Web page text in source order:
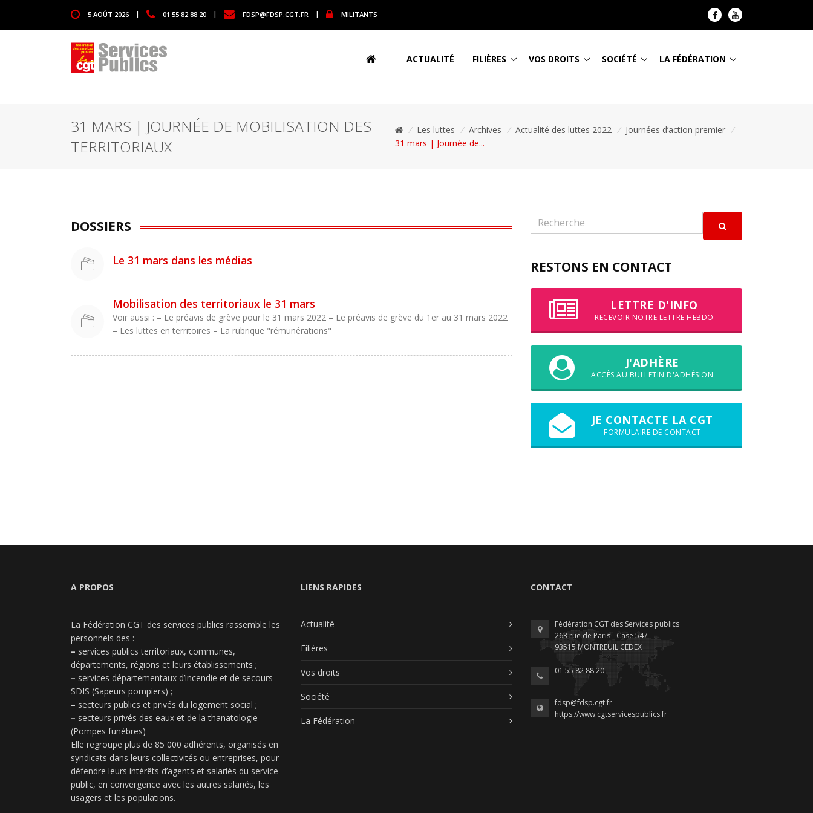
5 AOÛT 2026 | 01 55 82 88 20 | FDSP@FDSP.CGT.FR | MILITANTS
ACTUALITÉ FILIÈRES VOS DROITS SOCIÉTÉ LA FÉDÉRATION
31 MARS | JOURNÉE DE MOBILISATION DES
TERRITORIAUX
/ Les luttes / Archives / Actualité des luttes 2022 / Journées d’action premier /
31 mars | Journée de...
DOSSIERS
Le 31 mars dans les médias
Mobilisation des territoriaux le 31 mars
Voir aussi : – Le préavis de grève pour le 31 mars 2022 – Le préavis de grève du 1er au 31 mars 2022
– Les luttes en territoires – La rubrique "rémunérations"
RESTONS EN CONTACT
LETTRE D'INFO
RECEVOIR NOTRE LETTRE HEBDO
J'ADHÈRE
ACCÈS AU BULLETIN D'ADHÉSION
JE CONTACTE LA CGT
FORMULAIRE DE CONTACT
A PROPOS
La Fédération CGT des services publics rassemble les
personnels des :
– services publics territoriaux, communes,
départements, régions et leurs établissements ;
– services départementaux d’incendie et de secours -
SDIS (Sapeurs pompiers) ;
– secteurs publics et privés du logement social ;
– secteurs privés des eaux et de la thanatologie
(Pompes funèbres)
Elle regroupe plus de 85 000 adhérents, organisés en
syndicats dans leurs collectivités ou entreprises, pour
défendre leurs intérêts d’agents et salariés du service
public, en convergence avec les autres salariés, les
usagers et les populations.
LIENS RAPIDES
Actualité
Filières
Vos droits
Société
La Fédération
CONTACT
Fédération CGT des Services publics
263 rue de Paris - Case 547
93515 MONTREUIL CEDEX
01 55 82 88 20
fdsp@fdsp.cgt.fr
https://www.cgtservicespublics.fr